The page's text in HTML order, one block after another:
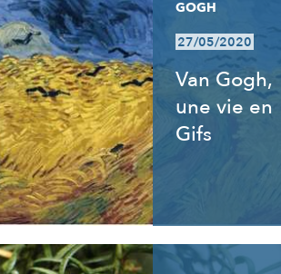
GOGH
27/05/2020
Van Gogh,
une vie en
Gifs